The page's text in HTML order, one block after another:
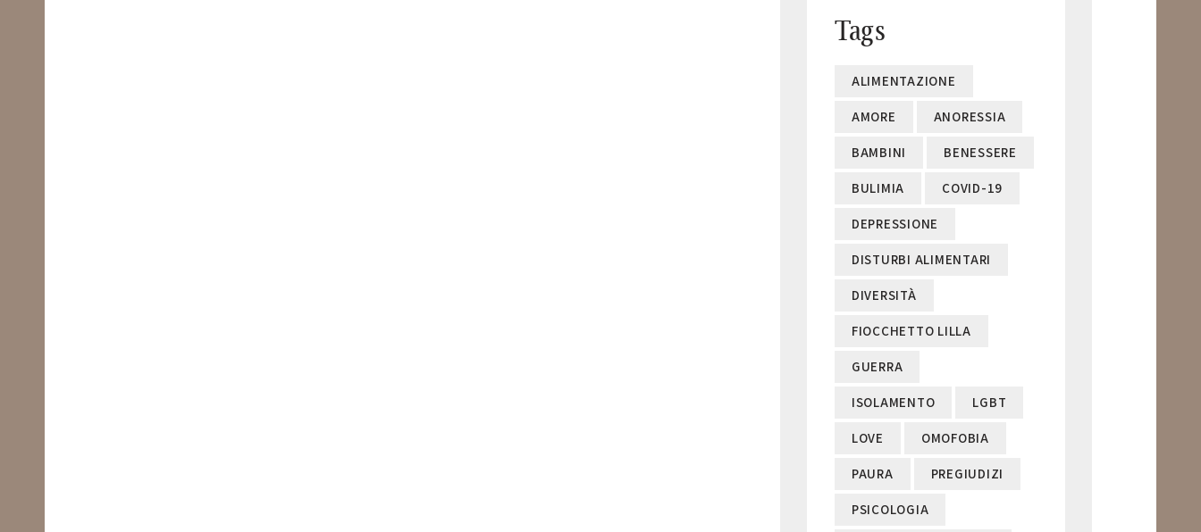
Tags
ALIMENTAZIONE
AMORE ANORESSIA
BAMBINI BENESSERE
BULIMIA COVID-19
DEPRESSIONE
DISTURBI ALIMENTARI
DIVERSITÀ
FIOCCHETTO LILLA
GUERRA
ISOLAMENTO LGBT
LOVE OMOFOBIA
PAURA PREGIUDIZI
PSICOLOGIA